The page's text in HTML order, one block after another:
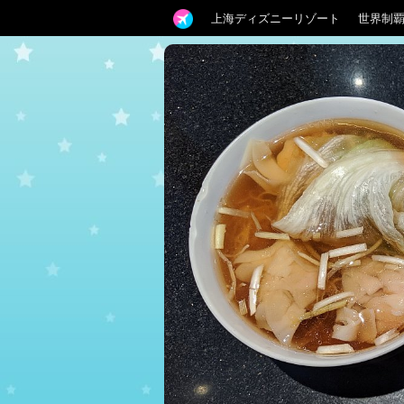
上海ディズニーリゾート 世界制